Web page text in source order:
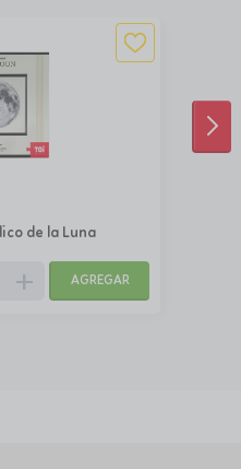
de la Luna
add AGREGAR